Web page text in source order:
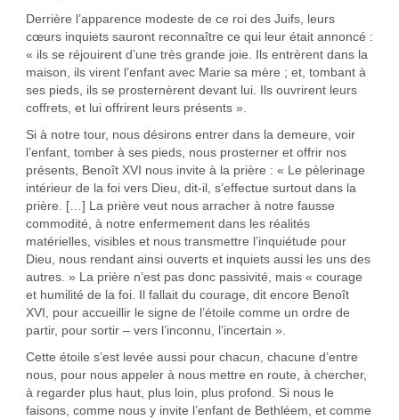
Derrière l’apparence modeste de ce roi des Juifs, leurs
cœurs inquiets sauront reconnaître ce qui leur était annoncé :
« ils se réjouirent d’une très grande joie. Ils entrèrent dans la
maison, ils virent l’enfant avec Marie sa mère ; et, tombant à
ses pieds, ils se prosternèrent devant lui. Ils ouvrirent leurs
coffrets, et lui offrirent leurs présents ».
Si à notre tour, nous désirons entrer dans la demeure, voir
l’enfant, tomber à ses pieds, nous prosterner et offrir nos
présents, Benoît XVI nous invite à la prière : « Le pèlerinage
intérieur de la foi vers Dieu, dit-il, s’effectue surtout dans la
prière. […] La prière veut nous arracher à notre fausse
commodité, à notre enfermement dans les réalités
matérielles, visibles et nous transmettre l’inquiétude pour
Dieu, nous rendant ainsi ouverts et inquiets aussi les uns des
autres. » La prière n’est pas donc passivité, mais « courage
et humilité de la foi. Il fallait du courage, dit encore Benoît
XVI, pour accueillir le signe de l’étoile comme un ordre de
partir, pour sortir – vers l’inconnu, l’incertain ».
Cette étoile s’est levée aussi pour chacun, chacune d’entre
nous, pour nous appeler à nous mettre en route, à chercher,
à regarder plus haut, plus loin, plus profond. Si nous le
faisons, comme nous y invite l’enfant de Bethléem, et comme